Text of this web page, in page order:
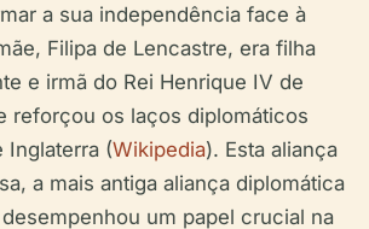
a sua independência face à
Filipa de Lencastre, era filha
e irmã do Rei Henrique IV de
reforçou os laços diplomáticos
Inglaterra (Wikipedia). Esta aliança
a mais antiga aliança diplomática
um papel crucial na